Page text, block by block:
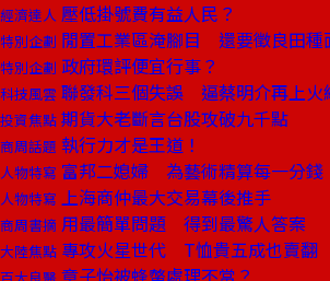
經濟達人 壓低掛號費有益人民？
特別企劃 閒置工業區淹腳目 還要徵良田種
特別企劃 政府環評便宜行事？
科技風雲 聯發科三個失誤 逼蔡明介再上火
投資焦點 期貨大老斷言台股攻破九千點
商周話題 執行力才是王道！
人物特寫 富邦二媳婦 為藝術精算每一分錢
人物特寫 上海商仲最大交易幕後推手
商周書摘 用最簡單問題 得到最驚人答案
大陸焦點 專攻火星世代 T恤貴五成也賣翻
章子怡被蜂螫處理不當？